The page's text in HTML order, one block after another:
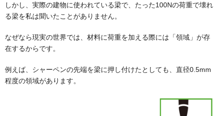
しかし、実際の建物に使われている梁で、たった100Nの荷重で壊れ
る梁を私は聞いたことがありません。
なぜなら現実の世界では、材料に荷重を加える際には「領域」が存
在するからです。
例えば、シャーペンの先端を梁に押し付けたとしても、直径0.5mm
程度の領域があります。